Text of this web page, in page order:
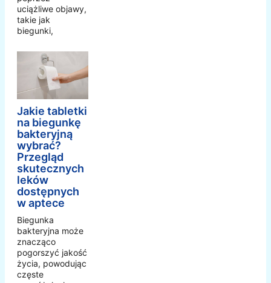
uciążliwe objawy,
takie jak
biegunki,
Jakie tabletki
na biegunkę
bakteryjną
wybrać?
Przegląd
skutecznych
leków
dostępnych
w aptece
Biegunka
bakteryjna może
znacząco
pogorszyć jakość
życia, powodując
częste